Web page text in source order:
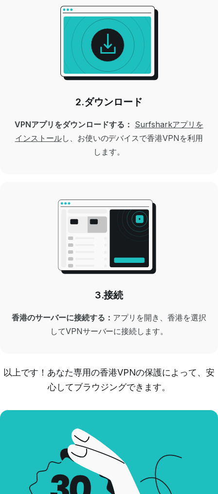
2.ダウンロード
VPNアプリをダウンロードする： Surfsharkアプリを
インストールし、お使いのデバイスで香港VPNを利用
します。
3.接続
香港のサーバーに接続する： アプリを開き、香港を選択
してVPNサーバーに接続します。
以上です！あなた専用の香港VPNの保護によって、安
心してブラウジングできます。